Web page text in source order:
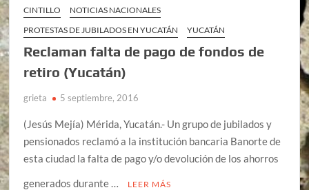
CINTILLO
NOTICIAS NACIONALES
PROTESTAS DE JUBILADOS EN YUCATÁN
YUCATÁN
Reclaman falta de pago de fondos de
retiro (Yucatán)
grieta 5 septiembre, 2016
(Jesús Mejía) Mérida, Yucatán.- Un grupo de jubilados y
pensionados reclamó a la institución bancaria Banorte de
esta ciudad la falta de pago y/o devolución de los ahorros
generados durante …
LEER MÁS